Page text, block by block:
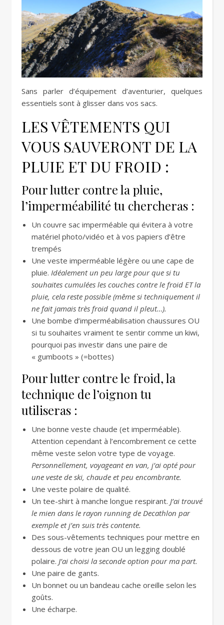
Sans parler d’équipement d’aventurier, quelques
essentiels sont à glisser dans vos sacs.
LES VÊTEMENTS QUI
VOUS SAUVERONT DE LA
PLUIE ET DU FROID :
Pour lutter contre la pluie,
l’imperméabilité tu chercheras :
Un couvre sac imperméable qui évitera à votre
matériel photo/vidéo et à vos papiers d’être
trempés
Une veste imperméable légère ou une cape de
pluie. Idéalement un peu large pour que si tu
souhaites cumulées les couches contre le froid ET la
pluie, cela reste possible (même si techniquement il
ne fait jamais très froid quand il pleut…).
Une bombe d’imperméabilisation chaussures OU
si tu souhaites vraiment te sentir comme un kiwi,
pourquoi pas investir dans une paire de
« gumboots » (=bottes)
Pour lutter contre le froid, la
technique de l’oignon tu
utiliseras :
Une bonne veste chaude (et imperméable).
Attention cependant à l’encombrement ce cette
même veste selon votre type de voyage.
Personnellement, voyageant en van, j’ai opté pour
une veste de ski, chaude et peu encombrante.
Une veste polaire de qualité.
Un tee-shirt à manche longue respirant. J’ai trouvé
le mien dans le rayon running de Decathlon par
exemple et j’en suis très contente.
Des sous-vêtements techniques pour mettre en
dessous de votre jean OU un legging doublé
polaire. J’ai choisi la seconde option pour ma part.
Une paire de gants.
Un bonnet ou un bandeau cache oreille selon les
goûts.
Une écharpe.